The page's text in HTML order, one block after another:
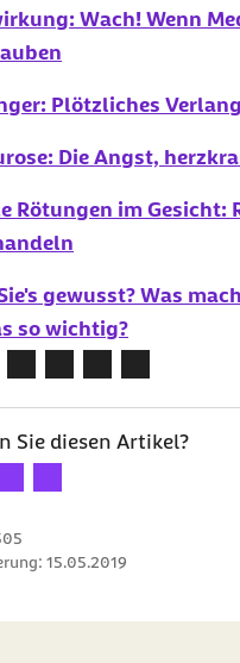
Wach! Wenn
Plötzliches
Die Angst,
Rötungen im Gesicht:
gewusst? Was
so wichtig?
Sie diesen Artikel?
1 Stern2 Sterne3 Sterne
Bewertung: 4 Sterne
Ihre Bewertung: 5 Sterne
15.05.2019